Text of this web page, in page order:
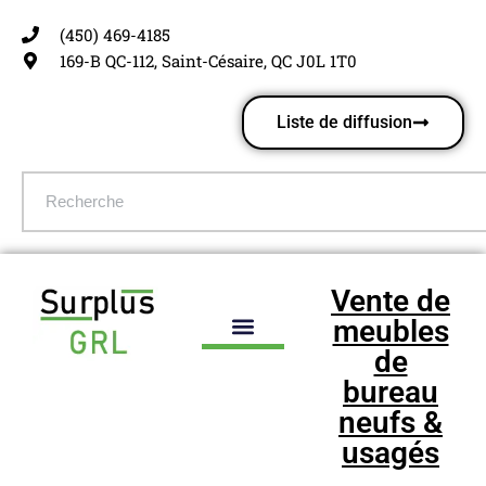
Aller
(450) 469-4185
169-B QC-112, Saint-Césaire, QC J0L 1T0
Liste de diffusion
Vente de
meubles
de
bureau
neufs &
usagés